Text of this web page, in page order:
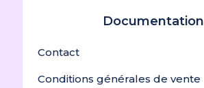
Documentation
Contact
Conditions générales de vente